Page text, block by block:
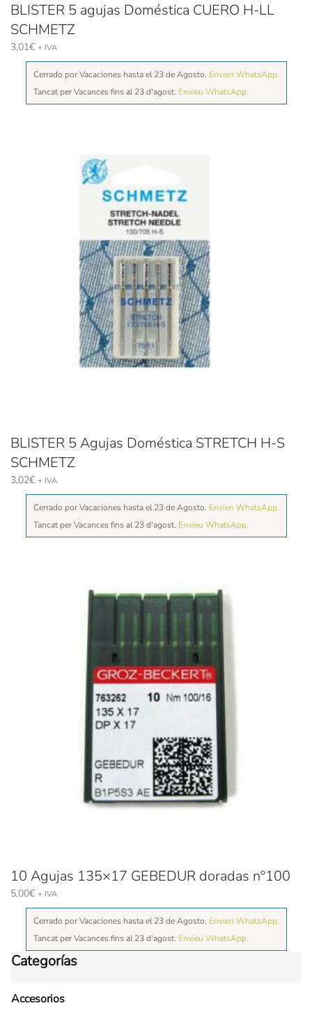
BLISTER 5 agujas Doméstica CUERO H-LL
SCHMETZ
3,01€ + IVA
Cerrado por Vacaciones hasta el 23 de Agosto. Envien WhatsApp.
Tancat per Vacances fins al 23 d'agost. Envieu WhatsApp.
BLISTER 5 Agujas Doméstica STRETCH H-S
SCHMETZ
3,02€ + IVA
Cerrado por Vacaciones hasta el 23 de Agosto. Envien WhatsApp.
Tancat per Vacances fins al 23 d'agost. Envieu WhatsApp.
10 Agujas 135×17 GEBEDUR doradas nº100
5,00€ + IVA
Cerrado por Vacaciones hasta el 23 de Agosto. Envien WhatsApp.
Tancat per Vacances fins al 23 d'agost. Envieu WhatsApp.
Categorías
Accesorios